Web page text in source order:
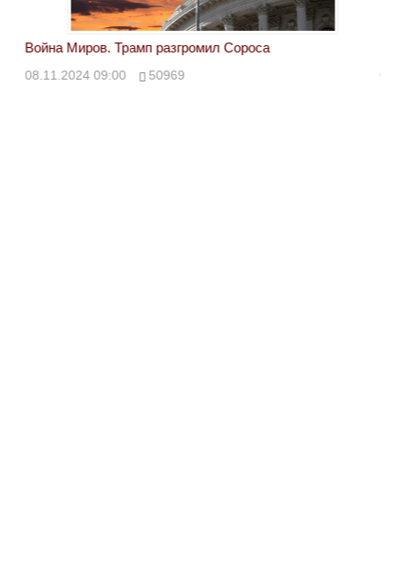
Война Миров. Трамп разгромил Сороса
08.11.2024 09:00 50969